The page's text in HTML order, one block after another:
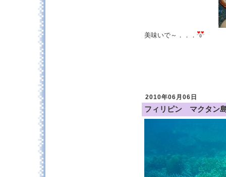
美味いで～．．．
2010年06月06日
フィリピン マクタン